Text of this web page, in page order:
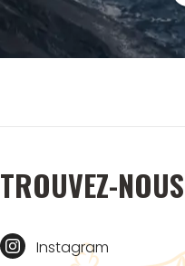
TROUVEZ-NOUS
Instagram